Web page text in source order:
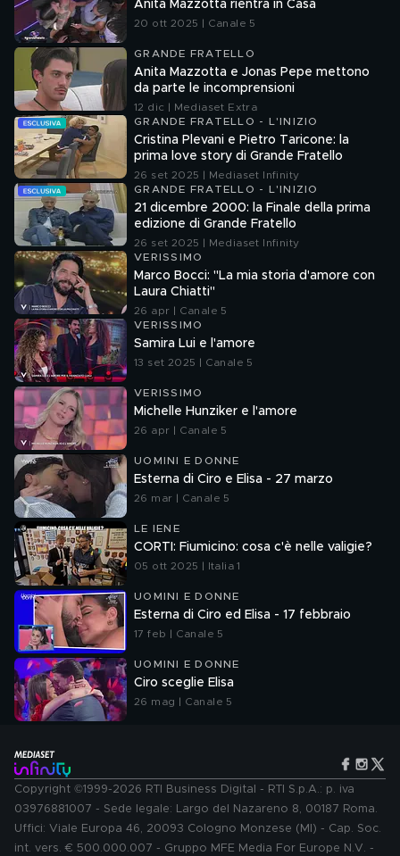
Anita Mazzotta rientra in Casa
20 ott 2025 | Canale 5
GRANDE FRATELLO
Anita Mazzotta e Jonas Pepe mettono
da parte le incomprensioni
12 dic | Mediaset Extra
GRANDE FRATELLO - L'INIZIO
Cristina Plevani e Pietro Taricone: la
prima love story di Grande Fratello
26 set 2025 | Mediaset Infinity
GRANDE FRATELLO - L'INIZIO
21 dicembre 2000: la Finale della prima
edizione di Grande Fratello
26 set 2025 | Mediaset Infinity
VERISSIMO
Marco Bocci: "La mia storia d'amore con
Laura Chiatti"
26 apr | Canale 5
VERISSIMO
Samira Lui e l'amore
13 set 2025 | Canale 5
VERISSIMO
Michelle Hunziker e l'amore
26 apr | Canale 5
UOMINI E DONNE
Esterna di Ciro e Elisa - 27 marzo
26 mar | Canale 5
LE IENE
CORTI: Fiumicino: cosa c'è nelle valigie?
05 ott 2025 | Italia 1
UOMINI E DONNE
Esterna di Ciro ed Elisa - 17 febbraio
17 feb | Canale 5
UOMINI E DONNE
Ciro sceglie Elisa
26 mag | Canale 5
Copyright ©1999-2026 RTI Business Digital - RTI S.p.A.: p. iva
03976881007 - Sede legale: Largo del Nazareno 8, 00187 Roma.
Uffici: Viale Europa 46, 20093 Cologno Monzese (MI) - Cap. Soc.
int. vers. € 500.000.007 - Gruppo MFE Media For Europe N.V. -